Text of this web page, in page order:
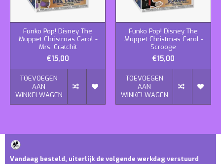
Funko Pop! Disney The
Muppet Christmas Carol -
Mrs. Cratchit
€15,00
TOEVOEGEN
AAN
WINKELWAGEN
Funko Pop! Disney The
Muppet Christmas Carol -
Scrooge
€15,00
TOEVOEGEN
AAN
WINKELWAGEN
Vandaag besteld, uiterlijk de volgende werkdag verstuurd